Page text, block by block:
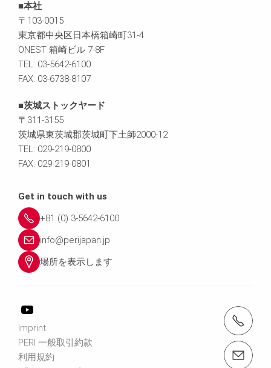
■本社
〒103-0015
東京都中央区日本橋箱崎町31-4
ONEST 箱崎ビル 7-8F
TEL: 03-5642-6100
FAX: 03-6738-8107
■茨城ストックヤード
〒311-3155
茨城県東茨城郡茨城町下土師2000-12
TEL: 029-219-0800
FAX: 029-219-0801
Get in touch with us
+81 (0) 3-5642-6100
info@perijapan.jp
場所を表示します
Imprint
PERI 一般取引約款
利用規約